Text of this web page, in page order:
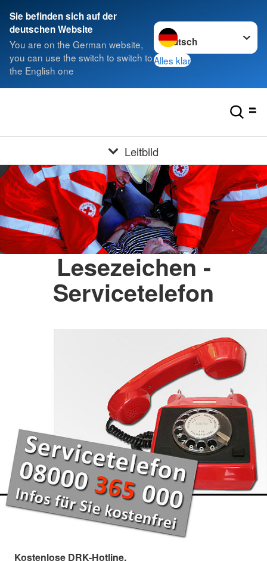
Sie befinden sich auf der
deutschen Website
You are on the German website,
you can use the switch to switch to
the English one
Sprache wechseln zu
Alles klar
Leitbild
Lesezeichen -
Servicetelefon
Kostenlose DRK-Hotline.